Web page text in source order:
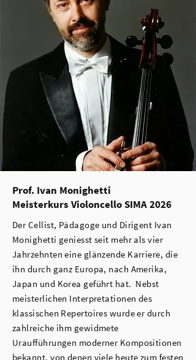
Prof. Ivan Monighetti
Meisterkurs Violoncello SIMA 2026
Der Cellist, Pädagoge und Dirigent Ivan
Monighetti geniesst seit mehr als vier
Jahrzehnten eine glänzende Karriere, die
ihn durch ganz Europa, nach Amerika,
Japan und Korea geführt hat. Nebst
meisterlichen Interpretationen des
klassischen Repertoires wurde er durch
zahlreiche ihm gewidmete
Uraufführungen moderner Kompositionen
bekannt, von denen viele heute zum festen